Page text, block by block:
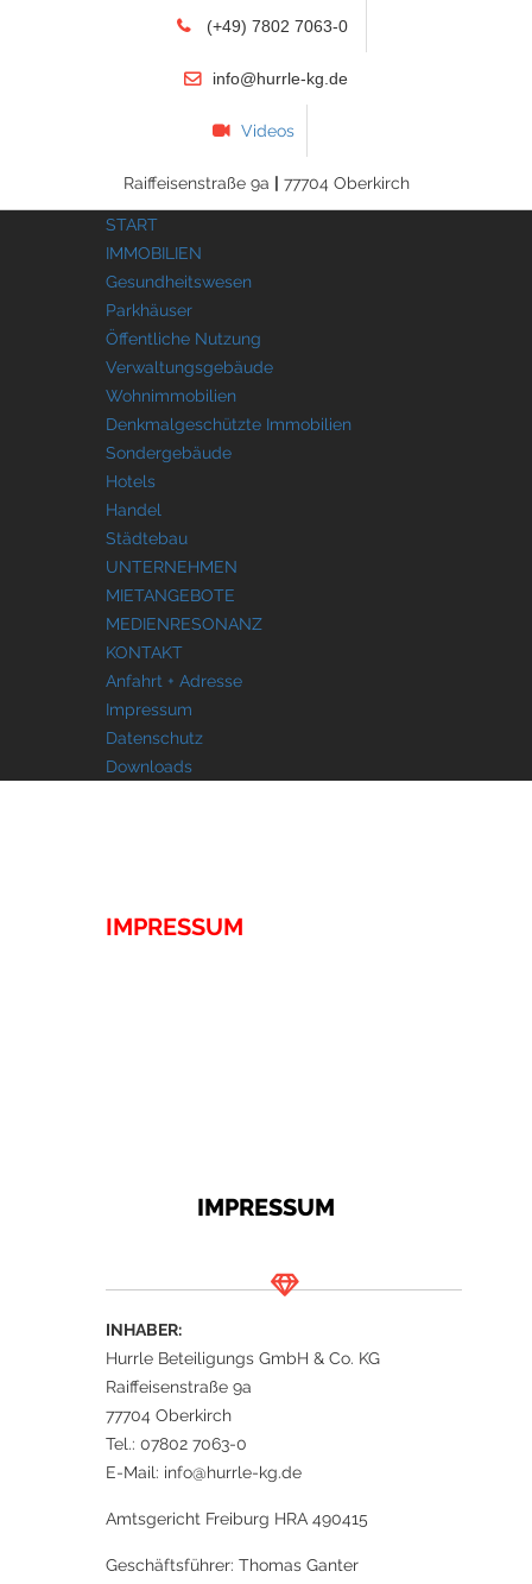
(+49) 7802 7063-0
info@hurrle-kg.de
Videos
Raiffeisenstraße 9a | 77704 Oberkirch
START
IMMOBILIEN
Gesundheitswesen
Parkhäuser
Öffentliche Nutzung
Verwaltungsgebäude
Wohnimmobilien
Denkmalgeschützte Immobilien
Sondergebäude
Hotels
Handel
Städtebau
UNTERNEHMEN
MIETANGEBOTE
MEDIENRESONANZ
KONTAKT
Anfahrt + Adresse
Impressum
Datenschutz
Downloads
IMPRESSUM
IMPRESSUM
INHABER:
Hurrle Beteiligungs GmbH & Co. KG
Raiffeisenstraße 9a
77704 Oberkirch
Tel.: 07802 7063-0
E-Mail: info@hurrle-kg.de
Amtsgericht Freiburg HRA 490415
Geschäftsführer: Thomas Ganter